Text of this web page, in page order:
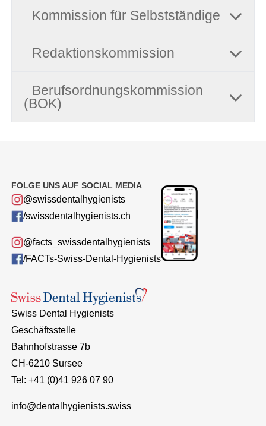
Kommission für Selbstständige
Redaktionskommission
Berufsordnungskommission
(BOK)
Swiss Dental Hygienists
Geschäftsstelle
Bahnhofstrasse 7b
CH-6210 Sursee
Tel: +41 (0)41 926 07 90
info@dentalhygienists.swiss
FOLGE UNS AUF SOCIAL MEDIA
@swissdentalhygienists
/swissdentalhygienists.ch
@facts_swissdentalhygienists
/FACTs-Swiss-Dental-Hygienists